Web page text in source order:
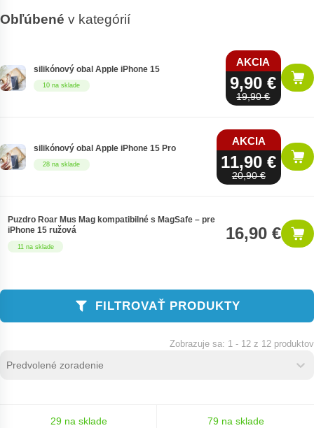
Obľúbené v kategórií
10 na sklade
silikónový obal Apple iPhone 15
AKCIA
9,90 €
19,90 €
28 na sklade
silikónový obal Apple iPhone 15 Pro
AKCIA
11,90 €
20,90 €
11 na sklade
Puzdro Roar Mus Mag kompatibilné s MagSafe – pre
iPhone 15 ružová
16,90 €
FILTROVAŤ PRODUKTY
Zoradenie produktov
Sort content
1 - 12 z 12 produktov
29 na sklade 79 na sklade